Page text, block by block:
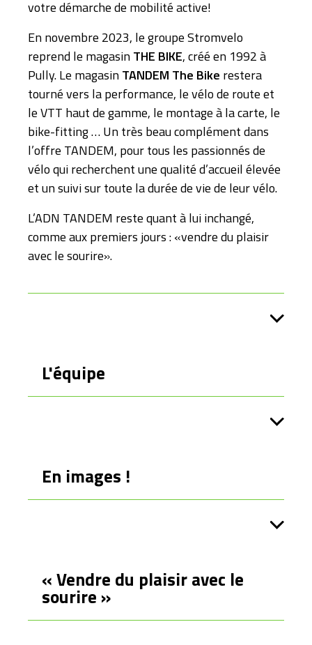
votre démarche de mobilité active!
En novembre 2023, le groupe Stromvelo
reprend le magasinTHE BIKE, créé en 1992 à
Pully. Le magasinTANDEM The Bike restera
tourné vers la performance, le vélo de route et
le VTT haut de gamme, le montage à la carte, le
bike-fitting … Un très beau complément dans
l’offre TANDEM, pour tous les passionnés de
vélo qui recherchent une qualité d’accueil élevée
et un suivi sur toute la durée de vie de leur vélo.
L’ADN TANDEM reste quant à lui inchangé,
comme aux premiers jours : «vendre du plaisir
avec le sourire».
L'équipe
Responsable Riviera
En images !
« Vendre du plaisir avec le
sourire »